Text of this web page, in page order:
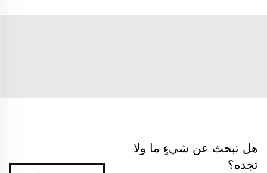
هل تبحث عن شيءٍ ما ولا
تجده؟